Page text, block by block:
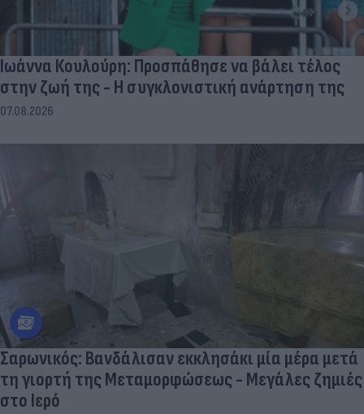
Ιωάννα Κουλούρη: Προσπάθησε να βάλει τέλος
στην ζωή της - Η συγκλονιστική ανάρτηση της
07.08.2026
Σαρωνικός: Βανδάλισαν εκκλησάκι μία μέρα μετά
τη γιορτή της Μεταμορφώσεως - Μεγάλες ζημιές
στο Ιερό